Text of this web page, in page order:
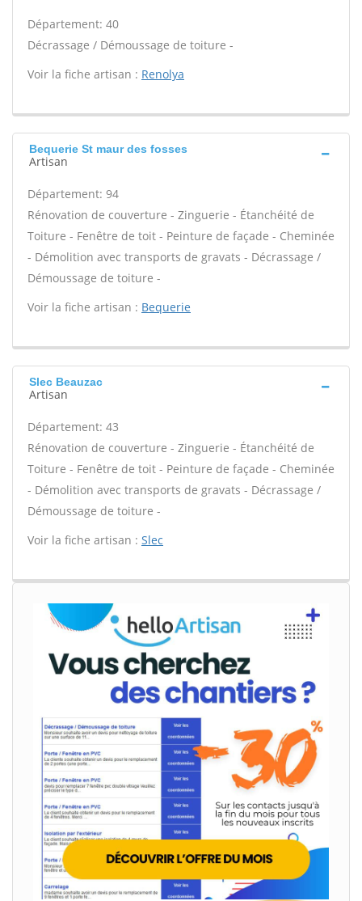
Département: 40
Décrassage / Démoussage de toiture -
Voir la fiche artisan : Renolya
Bequerie St maur des fosses
Artisan
Département: 94
Rénovation de couverture - Zinguerie - Étanchéité de
Toiture - Fenêtre de toit - Peinture de façade - Cheminée
- Démolition avec transports de gravats - Décrassage /
Démoussage de toiture -
Voir la fiche artisan : Bequerie
Slec Beauzac
Artisan
Département: 43
Rénovation de couverture - Zinguerie - Étanchéité de
Toiture - Fenêtre de toit - Peinture de façade - Cheminée
- Démolition avec transports de gravats - Décrassage /
Démoussage de toiture -
Voir la fiche artisan : Slec